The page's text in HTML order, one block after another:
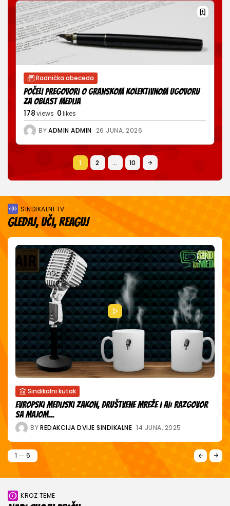
Radnička abeceda
Počeli pregovori o Granskom kolektivnom ugovoru
za oblast medija
178views 0likes
BYADMIN ADMIN 26 JUNA, 2026
1 2 … 10
SINDIKALNI TV
Gledaj, uči, reaguj
Siguran teren
Život iza objektiva – prijetnje zaposlenima u medijima
BYREDAKCIJA DVIJE SINDIKALNE
2 6
KROZ TEME